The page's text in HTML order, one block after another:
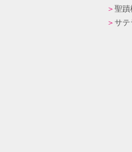
聖蹟
サテ